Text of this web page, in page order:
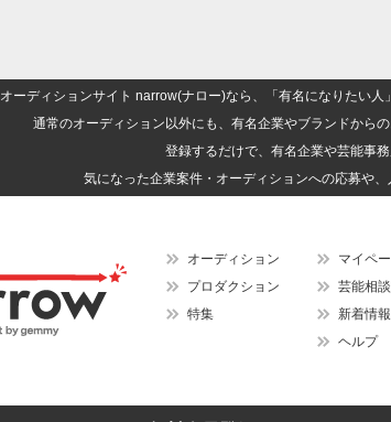
オーディションサイト narrow(ナロー)なら、「有名になりたい
通常のオーディション以外にも、有名企業やブランドから
登録するだけで、有名企業や芸能事
気になった企業案件・オーディションへの応募や
オーディション
プロダクション
特集
マイペ
芸能相
新着情報
ヘルプ